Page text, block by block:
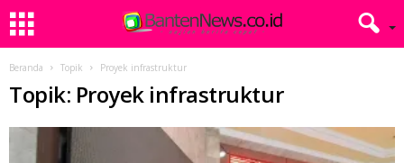
Beranda Topik Proyek infrastruktur
Topik: Proyek infrastruktur